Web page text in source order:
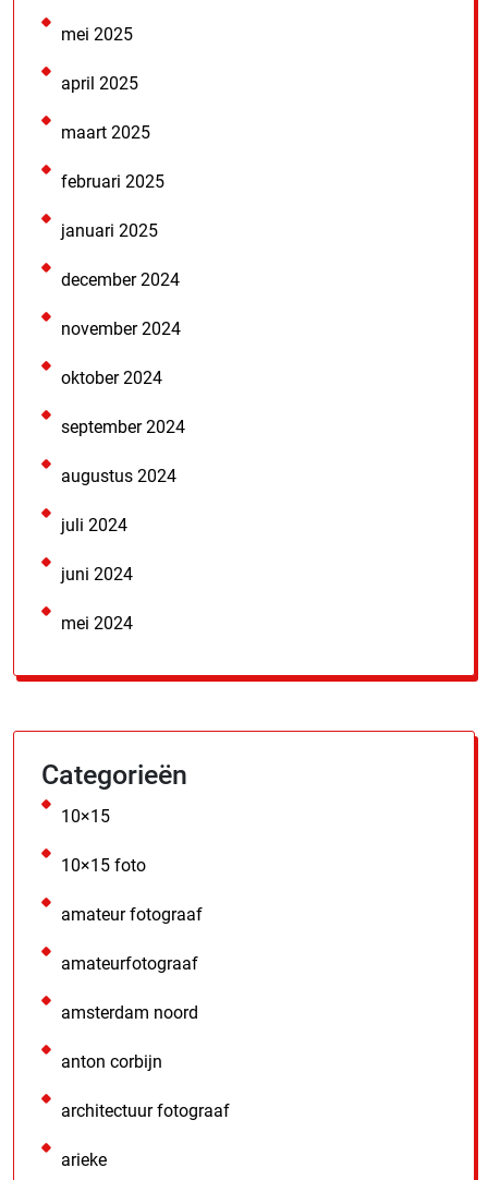
mei 2025
april 2025
maart 2025
februari 2025
januari 2025
december 2024
november 2024
oktober 2024
september 2024
augustus 2024
juli 2024
juni 2024
mei 2024
Categorieën
10×15
10×15 foto
amateur fotograaf
amateurfotograaf
amsterdam noord
anton corbijn
architectuur fotograaf
arieke